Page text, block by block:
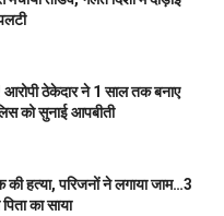
आरोपी ठेकेदार ने 1 साल तक बनाए
को सुनाई आपबीती
की हत्या, परिजनों ने लगाया जाम…3
का साया